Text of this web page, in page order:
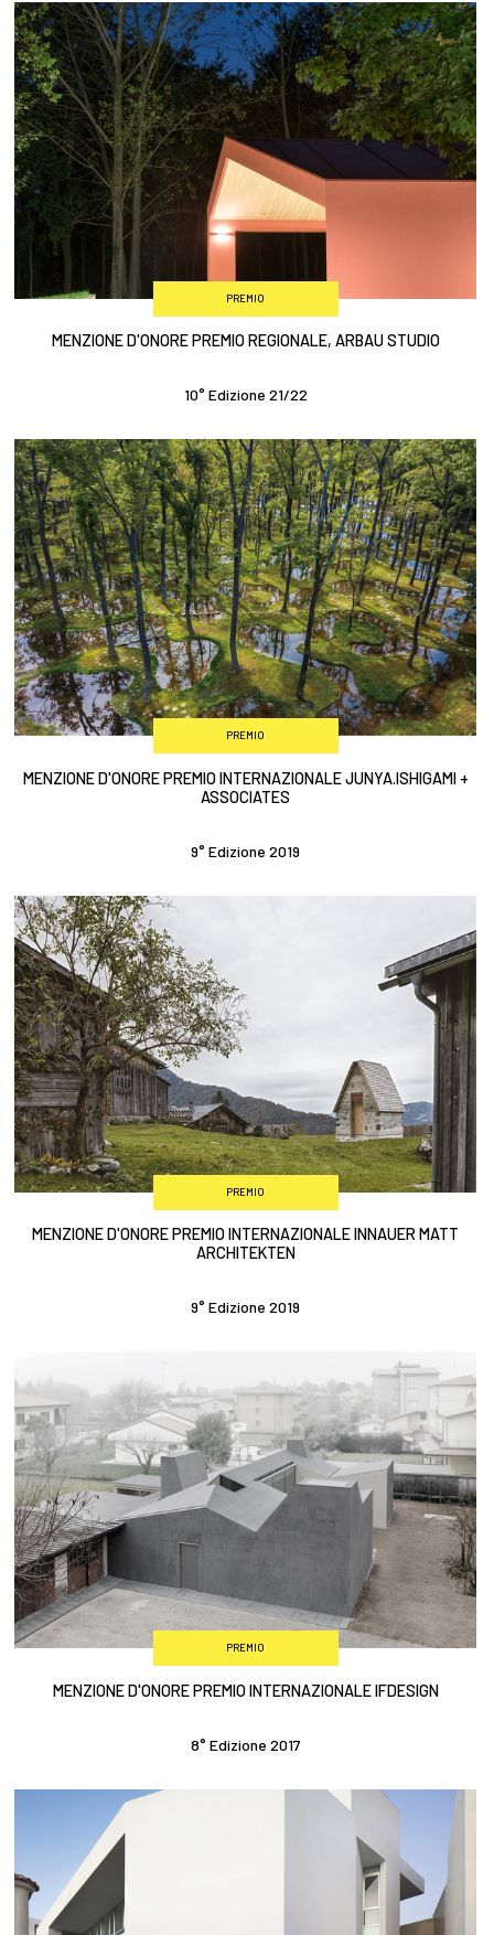
PREMIO
MENZIONE D'ONORE PREMIO REGIONALE, ARBAU STUDIO
10° Edizione 21/22
PREMIO
MENZIONE D'ONORE PREMIO INTERNAZIONALE JUNYA.ISHIGAMI +
ASSOCIATES
9° Edizione 2019
PREMIO
MENZIONE D'ONORE PREMIO INTERNAZIONALE INNAUER MATT
ARCHITEKTEN
9° Edizione 2019
PREMIO
MENZIONE D'ONORE PREMIO INTERNAZIONALE IFDESIGN
8° Edizione 2017